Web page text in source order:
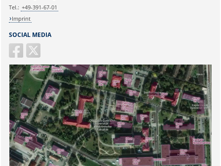
SOCIAL MEDIA
Tel.: +49-391-67-01
Imprint